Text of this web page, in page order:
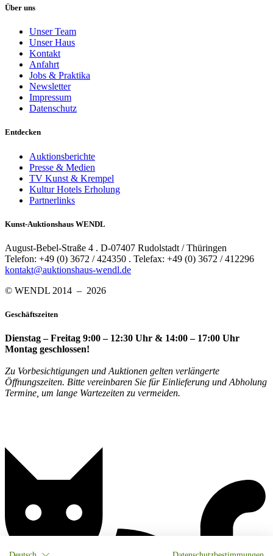
Über uns
Unser Team
Unser Haus
Kontakt
Anfahrt
Jobs & Praktika
Newsletter
Impressum
Datenschutz
Entdecken
Auktionsberichte
Presse & Medien
TV Kunst & Krempel
Kultur Hotels Erholung
Partnerlinks
Kunst-Auktionshaus WENDL
August-Bebel-Straße 4 . D-07407 Rudolstadt / Thüringen
Telefon: +49 (0) 3672 / 424350 . Telefax: +49 (0) 3672 / 412296
kontakt@auktionshaus-wendl.de
© WENDL 2014 – 2026
Geschäftszeiten
Dienstag – Freitag 9:00 – 12:30 Uhr & 14:00 – 17:00 Uhr
Montag geschlossen!
Zu Vorbesichtigungen und Auktionen gelten verlängerte
Öffnungszeiten. Bitte vereinbaren Sie für Einlieferung und Abholung
Termine, um lange Wartezeiten zu vermeiden.